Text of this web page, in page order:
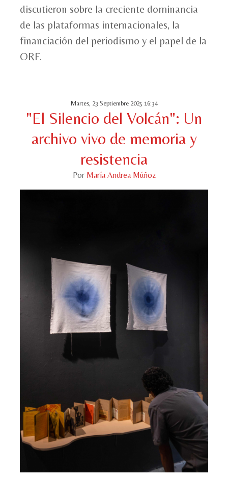
discutieron sobre la creciente dominancia
de las plataformas internacionales, la
financiación del periodismo y el papel de la
ORF.
Martes, 23 Septiembre 2025 16:34
"El Silencio del Volcán": Un
archivo vivo de memoria y
resistencia
Por María Andrea Múñoz